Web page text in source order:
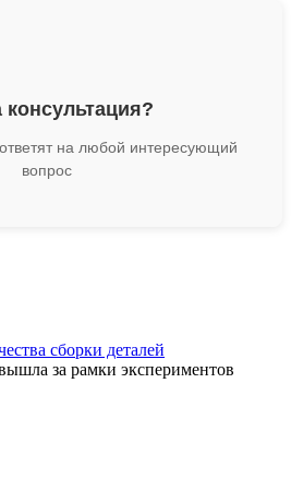
на любой интересующий
вопрос
сборки деталей
за рамки экспериментов